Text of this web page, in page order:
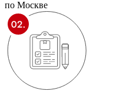
по Москве